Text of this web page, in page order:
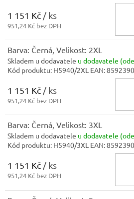
1 151 Kč / ks
951,24 Kč bez DPH
Barva: Černá, Velikost: 2XL
Skladem u dodavatele u dodavatele
Kód produktu: H5940/2XL EAN:
1 151 Kč / ks
951,24 Kč bez DPH
Barva: Černá, Velikost: 3XL
Skladem u dodavatele u dodavatele
Kód produktu: H5940/3XL EAN:
1 151 Kč / ks
951,24 Kč bez DPH